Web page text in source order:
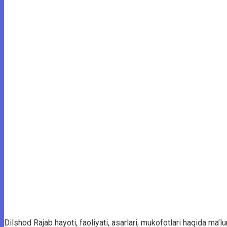
Dilshod Rajab hayoti, faoliyati, asarlari, mukofotlari haqida